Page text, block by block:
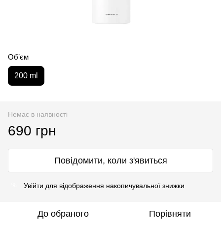
Обʼєм
200 ml
Немає в наявності
690 грн
Повідомити, коли з'явиться
Увійти для відображення накопичувальної знижки
До обраного Порівняти